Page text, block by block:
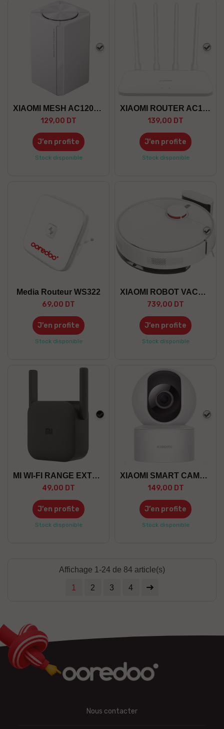
XIAOMI MESH AC1200 PACK 1
129,00 DT
Blanc
J’en profite
Stock disponible
XIAOMI ROUTER AC1200
139,00 DT
J’en profite
Stock disponible
Media Routeur WS322
69,00 DT
J’en profite
Stock disponible
XIAOMI ROBOT VACUUM S40C EU
739,00 DT
J’en profite
Stock disponible
MI WI-FI RANGE EXTENDER PRO
49,00 DT
Noir
J’en profite
Stock disponible
XIAOMI SMART CAMERA C200
149,00 DT
J’en profite
Stock disponible
Affichage 1-24 de 84 article(s)
1 2 3 4
Nous contacter